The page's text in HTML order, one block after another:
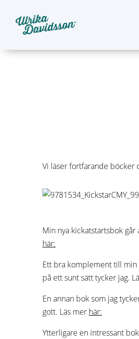
Vi läser fortfarande böcker
Min nya kickatstartsbok
här:
Ett bra komplement till min
på ett sunt sätt tycker jag.
En annan bok som jag
gott. Läs mer här:
Ytterligare en intressant